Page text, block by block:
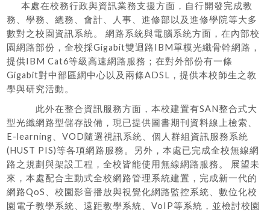
本處在校務行政與資訊業務支援方面，自行開發完成教
務、學務、總務、會計、人事、進修部以及進修學院等大多
數對之校園資訊系統。 網路系統與電腦系統方面，在內部校
園網路部份，全校採Gigabit雙迴路IBM單模光纖骨幹網路，
提供IBM Cat6等級高速網路服務；在對外部份有一條
Gigabit對中部區網中心以及兩條ADSL，提供本校師生之教
學與研究活動。
此外在整合資訊服務方面，本校建置有SAN整合式大
型光纖網路型儲存設備，現已提供圖書期刊資料線上檢索、
E-learning、VOD隨選視訊系統、個人群組資訊服務系統
(HUST PIS)等各項網路服務。另外，本處已完成全校無線網
路之規劃與架設工程，全校皆能使用無線網路服務。 展望未
來，本處配合主動式全校網路管理系統建置，完成新一代的
網路QoS、校園影音播放與視覺化網路監控系統、數位化校
園電子教學系統、遠距教學系統、VoIP等系統，並檢討校園